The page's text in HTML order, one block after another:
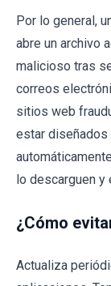
Por lo general,
abre un archivo
malicioso tras
correos
sitios web
estar diseñados
lo descarguen y
¿Cómo
Actualiza